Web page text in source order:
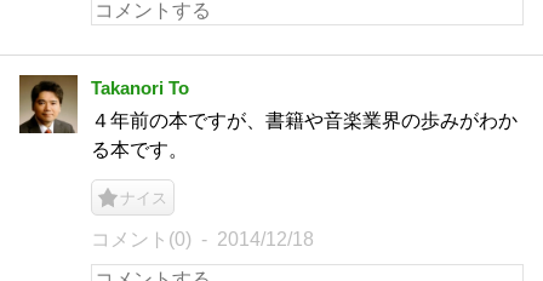
Takanori To
４年前の本ですが、書籍や音楽業界の歩みがわか
る本です。
ナイス
コメント(0) 2014/12/18